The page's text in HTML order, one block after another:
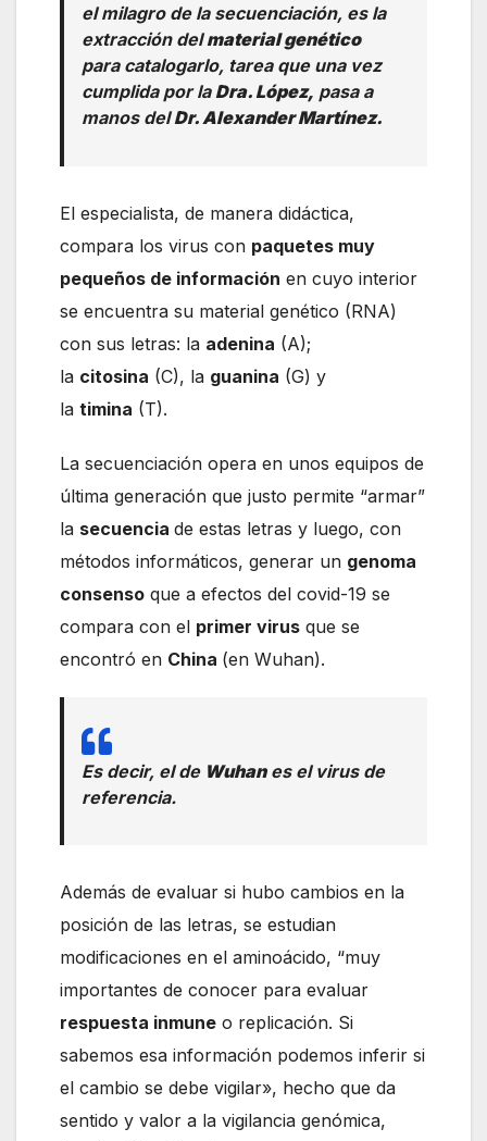
el milagro de la secuenciación, es la
extracción delmaterial genético
para catalogarlo, tarea que una vez
cumplida por la Dra. López, pasa a
manos delDr. Alexander Martínez.
El especialista, de manera didáctica,
compara los virus con paquetes muy
pequeños de información en cuyo interior
se encuentra su material genético (RNA)
con sus letras: la adenina (A);
la citosina (C), la guanina (G) y
la timina (T).
La secuenciación opera en unos equipos de
última generación que justo permite “armar”
la secuencia de estas letras y luego, con
métodos informáticos, generar un genoma
consenso que a efectos del covid-19 se
compara con el primer virus que se
encontró en China (en Wuhan).
Es decir, el de Wuhanes el virus de
referencia.
Además de evaluar si hubo cambios en la
posición de las letras, se estudian
modificaciones en el aminoácido, “muy
importantes de conocer para evaluar
respuesta inmune o replicación. Si
sabemos esa información podemos inferir si
el cambio se debe vigilar», hecho que da
sentido y valor a la vigilancia genómica,